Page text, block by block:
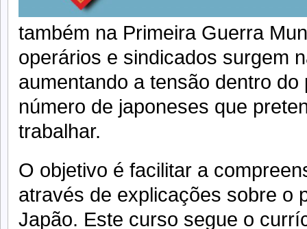
também na Primeira Guerra
operários e sindicados surgem
aumentando a tensão dentro
número de japoneses que
trabalhar.
O objetivo é facilitar a
através de explicações sobre o
Japão. Este curso segue o